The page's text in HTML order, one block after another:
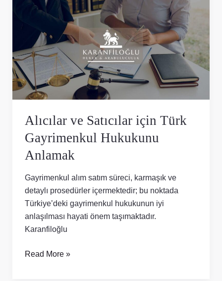
Alıcılar ve Satıcılar için Türk
Gayrimenkul Hukukunu
Anlamak
Gayrimenkul alım satım süreci, karmaşık ve
detaylı prosedürler içermektedir; bu noktada
Türkiye’deki gayrimenkul hukukunun iyi
anlaşılması hayati önem taşımaktadır.
Karanfiloğlu
Türk
Gayrimenkul
Hukukunu
Anlamak
Read More »